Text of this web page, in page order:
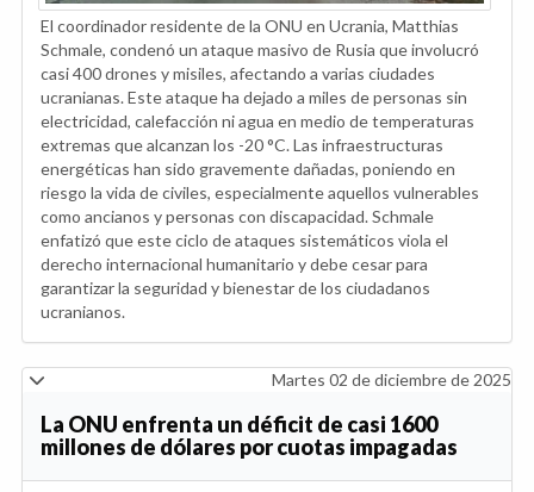
El coordinador residente de la ONU en Ucrania, Matthias
Schmale, condenó un ataque masivo de Rusia que involucró
casi 400 drones y misiles, afectando a varias ciudades
ucranianas. Este ataque ha dejado a miles de personas sin
electricidad, calefacción ni agua en medio de temperaturas
extremas que alcanzan los -20 °C. Las infraestructuras
energéticas han sido gravemente dañadas, poniendo en
riesgo la vida de civiles, especialmente aquellos vulnerables
como ancianos y personas con discapacidad. Schmale
enfatizó que este ciclo de ataques sistemáticos viola el
derecho internacional humanitario y debe cesar para
garantizar la seguridad y bienestar de los ciudadanos
ucranianos.
Martes 02 de diciembre de 2025
La ONU enfrenta un déficit de casi 1600
millones de dólares por cuotas impagadas